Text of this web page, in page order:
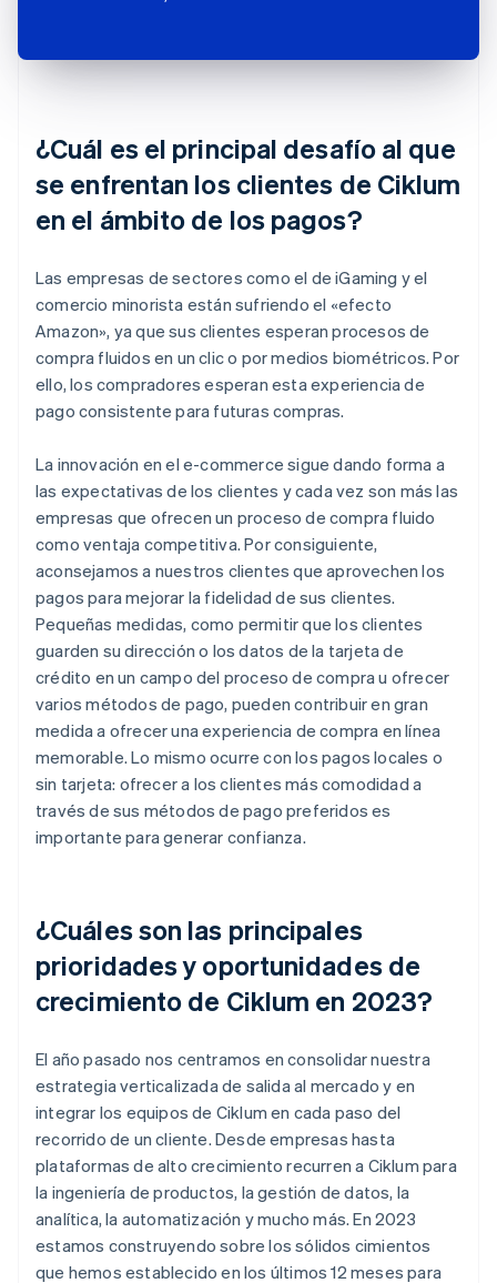
¿Cuál es el principal desafío al que
se enfrentan los clientes de Ciklum
en el ámbito de los pagos?
Las empresas de sectores como el de iGaming y el
comercio minorista están sufriendo el «efecto
Amazon», ya que sus clientes esperan procesos de
compra fluidos en un clic o por medios biométricos. Por
ello, los compradores esperan esta experiencia de
pago consistente para futuras compras.
La innovación en el e-commerce sigue dando forma a
las expectativas de los clientes y cada vez son más las
empresas que ofrecen un proceso de compra fluido
como ventaja competitiva. Por consiguiente,
aconsejamos a nuestros clientes que aprovechen los
pagos para mejorar la fidelidad de sus clientes.
Pequeñas medidas, como permitir que los clientes
guarden su dirección o los datos de la tarjeta de
crédito en un campo del proceso de compra u ofrecer
varios métodos de pago, pueden contribuir en gran
medida a ofrecer una experiencia de compra en línea
memorable. Lo mismo ocurre con los pagos locales o
sin tarjeta: ofrecer a los clientes más comodidad a
través de sus métodos de pago preferidos es
importante para generar confianza.
¿Cuáles son las principales
prioridades y oportunidades de
crecimiento de Ciklum en 2023?
El año pasado nos centramos en consolidar nuestra
estrategia verticalizada de salida al mercado y en
integrar los equipos de Ciklum en cada paso del
recorrido de un cliente. Desde empresas hasta
plataformas de alto crecimiento recurren a Ciklum para
la ingeniería de productos, la gestión de datos, la
analítica, la automatización y mucho más. En 2023
estamos construyendo sobre los sólidos cimientos
que hemos establecido en los últimos 12 meses para